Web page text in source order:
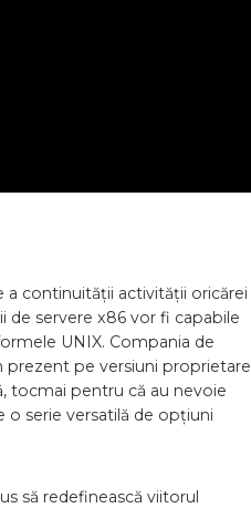
a continuității activității oricărei
de servere x86 vor fi capabile
UNIX. Compania de
prezent pe versiuni proprietare
tocmai pentru că au nevoie
o serie versatilă de opțiuni
să redefinească viitorul